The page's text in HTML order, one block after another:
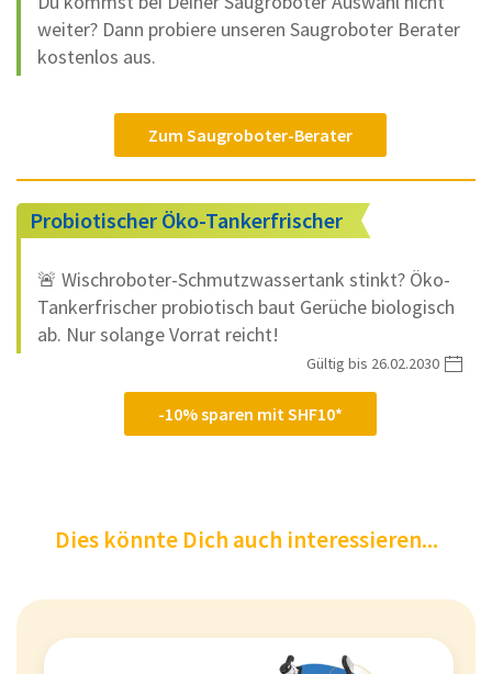
weiter? Dann probiere unseren Saugroboter Berater
kostenlos aus.
Zum Saugroboter-Berater
Probiotischer Öko-Tankerfrischer
🚨 Wischroboter-Schmutzwassertank stinkt? Öko-
Tankerfrischer probiotisch baut Gerüche biologisch
ab. Nur solange Vorrat reicht!
-10% sparen mit SHF10*
Gültig bis 26.02.2030
Dies könnte Dich auch interessieren...